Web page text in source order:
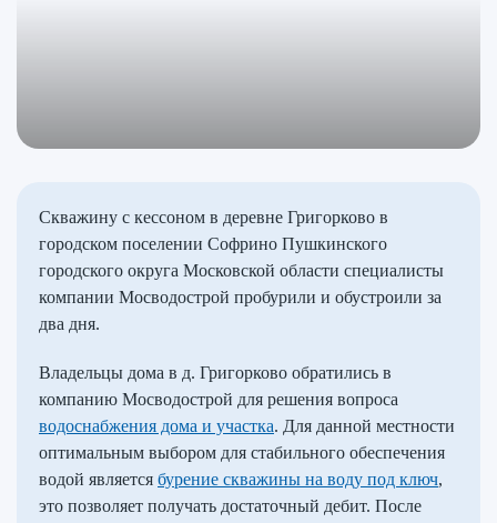
Скважину с кессоном в деревне Григорково в
городском поселении Софрино Пушкинского
городского округа Московской области специалисты
компании Мосводострой пробурили и обустроили за
два дня.
Владельцы дома в д. Григорково обратились в
компанию Мосводострой для решения вопроса
водоснабжения дома и участка. Для данной местности
оптимальным выбором для стабильного обеспечения
водой является бурение скважины на воду под ключ,
это позволяет получать достаточный дебит. После